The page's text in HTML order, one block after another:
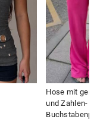
Hose mit
und Zahlen-